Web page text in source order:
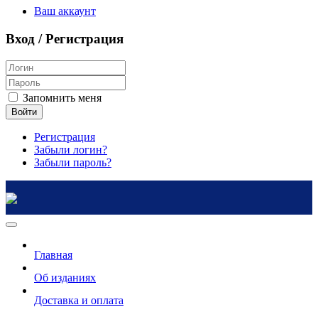
Ваш аккаунт
Вход / Регистрация
Запомнить меня
Войти
Регистрация
Забыли логин?
Забыли пароль?
Главная
Об изданиях
Доставка и оплата